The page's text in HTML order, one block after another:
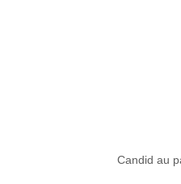
Candid au